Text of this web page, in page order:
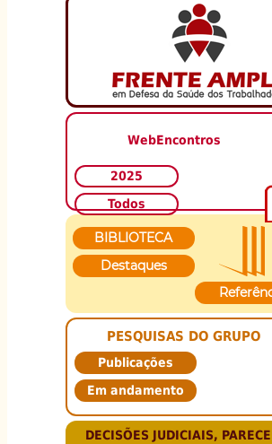
WebEncontros
2025
Todos
BIBLIOTECA
Destaques
PESQUISAS DO GRUPO
Publicações
Em andamento
DECISÕES JUDICIAIS,